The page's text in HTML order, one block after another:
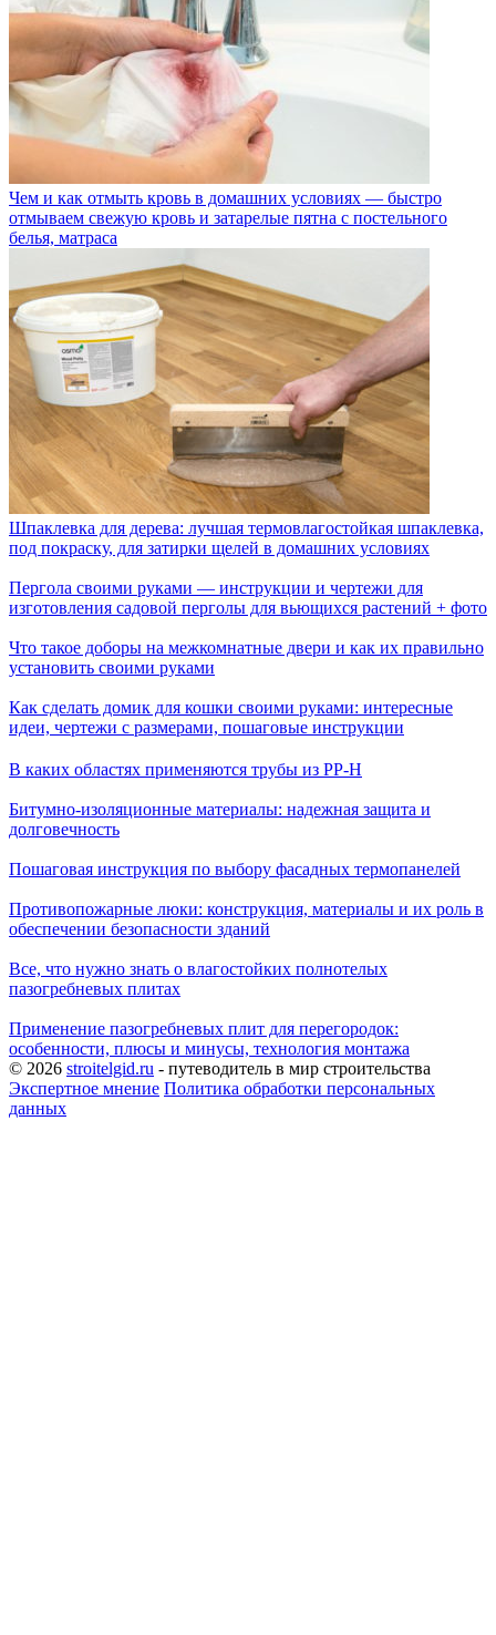
Чем и как отмыть кровь в домашних условиях — быстро
отмываем свежую кровь и затарелые пятна с постельного
белья, матраса
Шпаклевка для дерева: лучшая термовлагостойкая шпаклевка,
под покраску, для затирки щелей в домашних условиях
Пергола своими руками — инструкции и чертежи для
изготовления садовой перголы для вьющихся растений + фото
Что такое доборы на межкомнатные двери и как их правильно
установить своими руками
Как сделать домик для кошки своими руками: интересные
идеи, чертежи с размерами, пошаговые инструкции
В каких областях применяются трубы из PP-H
Битумно-изоляционные материалы: надежная защита и
долговечность
Пошаговая инструкция по выбору фасадных термопанелей
Противопожарные люки: конструкция, материалы и их роль в
обеспечении безопасности зданий
Все, что нужно знать о влагостойких полнотелых
пазогребневых плитах
Применение пазогребневых плит для перегородок:
особенности, плюсы и минусы, технология монтажа
© 2026 stroitelgid.ru - путеводитель в мир строительства
Экспертное мнение Политика обработки персональных
данных